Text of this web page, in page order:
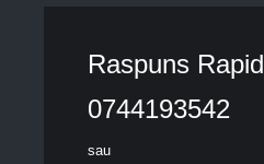
Raspuns Rapid
0744193542
sau